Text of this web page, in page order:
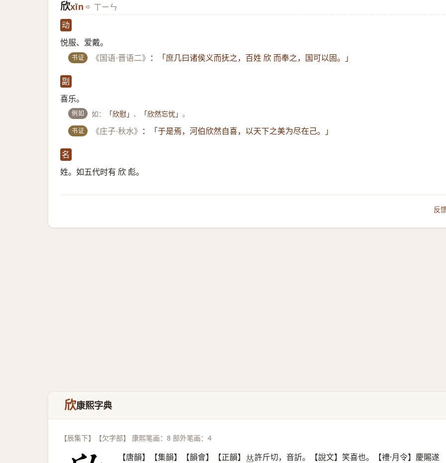
欣xīn ㄒㄧㄣ
动
悦服、爱戴。
书证 《国语·晋语二》 ： 「庶几曰诸侯义而抚之，百姓 欣 而奉之，国可以固。」
副
喜乐。
例如 如： 「欣慰」 、 「欣然忘忧」。
书证 《庄子·秋水》 ： 「于是焉，河伯欣然自喜，以天下之美为尽在己。」
名
姓。如五代时有 欣 彪。
反
欣康熙字典
【辰集下】【欠字部】 康熙笔画：8 部外笔画：4
【唐韻】【集韻】【韻會】【正韻】 𠀤許斤切，音訢。【說文】笑喜也。【禮·月令】慶賜遂